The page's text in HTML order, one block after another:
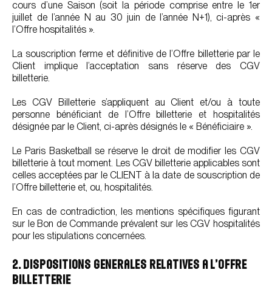
cours d’une Saison (soit la période comprise entre le 1er
juillet de l’année N au 30 juin de l’année N+1), ci-après «
l’Offre hospitalités ».
La souscription ferme et définitive de l’Offre billetterie par le
Client implique l’acceptation sans réserve des CGV
billetterie.
Les CGV Billetterie s’appliquent au Client et/ou à toute
personne bénéficiant de l’Offre billetterie et hospitalités
désignée par le Client, ci-après désignés le « Bénéficiaire ».
Le Paris Basketball se réserve le droit de modifier les CGV
billetterie à tout moment. Les CGV billetterie applicables sont
celles acceptées par le CLIENT à la date de souscription de
l’Offre billetterie et, ou, hospitalités.
En cas de contradiction, les mentions spécifiques figurant
sur le Bon de Commande prévalent sur les CGV hospitalités
pour les stipulations concernées.
2. DISPOSITIONS GENERALES RELATIVES A L’OFFRE
BILLETTERIE